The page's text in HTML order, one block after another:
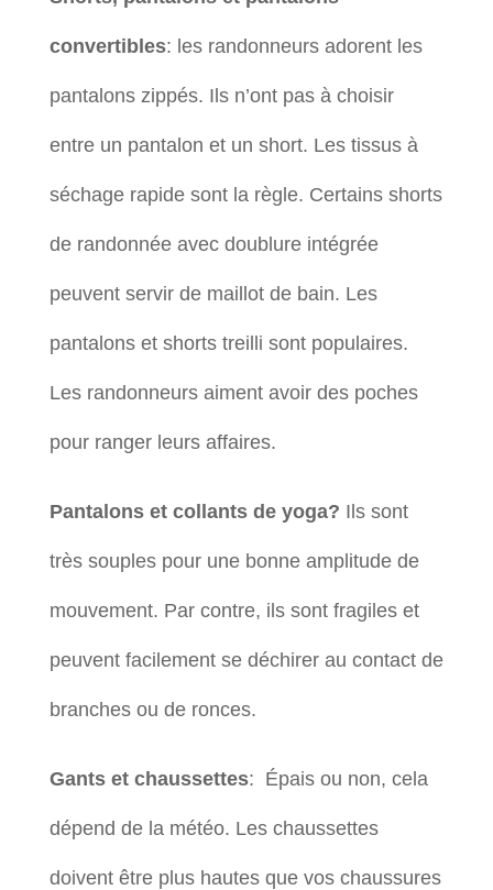
convertibles: les randonneurs adorent les
pantalons zippés. Ils n’ont pas à choisir
entre un pantalon et un short. Les tissus à
séchage rapide sont la règle. Certains shorts
de randonnée avec doublure intégrée
peuvent servir de maillot de bain. Les
pantalons et shorts treilli sont populaires.
Les randonneurs aiment avoir des poches
pour ranger leurs affaires.
Pantalons et collants de yoga? Ils sont
très souples pour une bonne amplitude de
mouvement. Par contre, ils sont fragiles et
peuvent facilement se déchirer au contact de
branches ou de ronces.
Gants et chaussettes: Épais ou non, cela
dépend de la météo. Les chaussettes
doivent être plus hautes que vos chaussures